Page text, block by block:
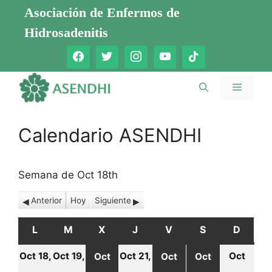
Saltar
contenido
Asociación de Enfermos de
Hidrosadenitis
Menú
Calendario ASENDHI
Semana de Oct 18th
Anterior Hoy Siguiente
L LUNES
M MARTES
X MIÉRCOLES
J JUEVES
V VIERNES
S SÁBADO
D
Oct 18,Oct 19,
Oct
Oct 21,
Oct
Oct
Oct